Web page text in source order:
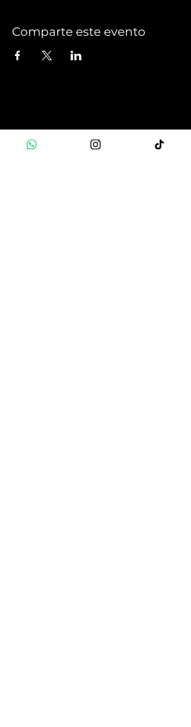
Comparte este evento